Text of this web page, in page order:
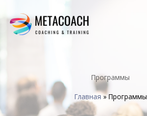
содержимому
Программы
Главная » Программы